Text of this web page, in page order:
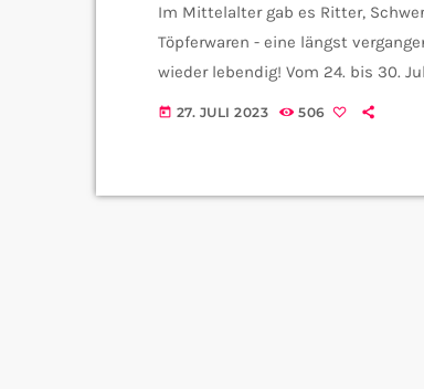
Im Mittelalter gab es Ritter,
Töpferwaren - eine längst
wieder lebendig! Vom 24. bis 30.
Einzelpersonen – sowohl Kinder
today 27. JULI 2023 506